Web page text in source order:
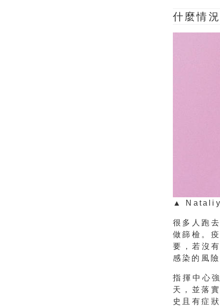
什麼情
▲
很多人跑
做篩檢。
要，若沒
感染的風
指揮中心
天，並落
史且有症